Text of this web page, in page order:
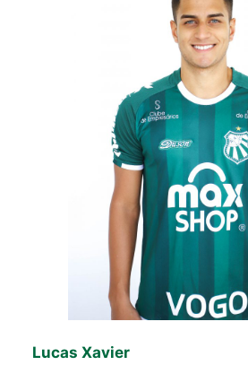
Lucas Xavier